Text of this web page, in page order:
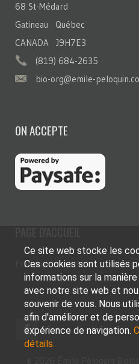
68 St-Médard
Gatineau Québec
CANADA J9H7E3
(819) 684-2635
bio-org@emile-
ON ACCEPTE
Français English
Ce site web stocke les
Ces cookies sont utilisés
informations sur la
avec notre site web et
souvenir de vous. Nous
afin d'améliorer et de
expérience de navigation.
détails.